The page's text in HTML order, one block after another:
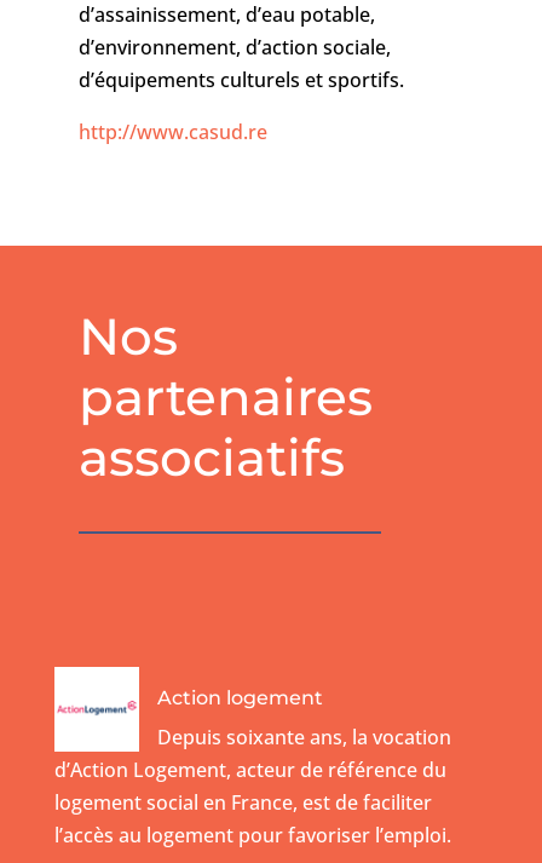
d’assainissement, d’eau potable,
d’environnement, d’action sociale,
d’équipements culturels et sportifs.
http://www.casud.re
Nos
partenaires
associatifs
Action logement
Depuis soixante ans, la vocation
d’Action Logement, acteur de référence du
logement social en France, est de faciliter
l’accès au logement pour favoriser l’emploi.